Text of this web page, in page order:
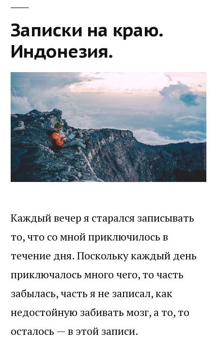
Записки на краю.
Индонезия.
Каждый вечер я старался записывать
то, что со мной приключилось в
течение дня. Поскольку каждый день
приключалось много чего, то часть
забылась, часть я не записал, как
недостойную забивать мозг, а то, то
осталось — в этой записи.